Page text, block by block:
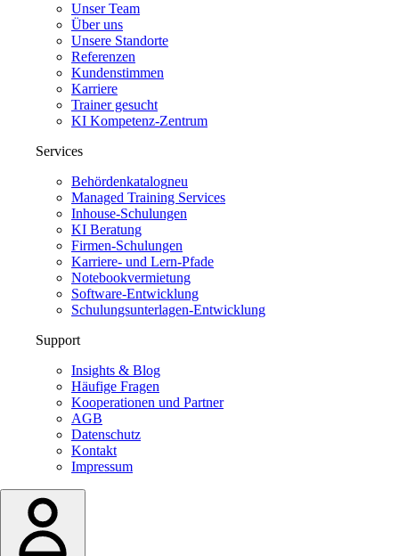
Unser Team
Über uns
Unsere Standorte
Referenzen
Kundenstimmen
Karriere
Trainer gesucht
KI Kompetenz-Zentrum
Services
Behördenkatalogneu
Managed Training Services
Inhouse-Schulungen
KI Beratung
Firmen-Schulungen
Karriere- und Lern-Pfade
Notebookvermietung
Software-Entwicklung
Schulungsunterlagen-Entwicklung
Support
Insights & Blog
Häufige Fragen
Kooperationen und Partner
AGB
Datenschutz
Kontakt
Impressum